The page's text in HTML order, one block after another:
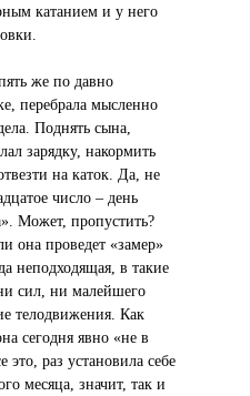
катанием и у него
же по давно
перебрала мысленно
Поднять сына,
зарядку, накормить
на каток. Да, не
число – день
Может, пропустить?
она проведет «замер»
неподходящая, в такие
сил, ни малейшего
телодвижения. Как
сегодня явно «не в
это, раз установила себе
месяца, значит, так и